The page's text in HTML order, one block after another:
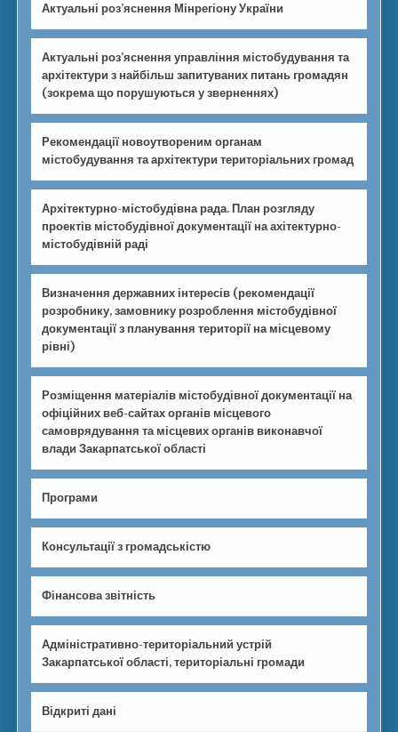
Актуальні роз’яснення Мінрегіону України
Актуальні роз’яснення управління містобудування та
архітектури з найбільш запитуваних питань громадян
(зокрема що порушуються у зверненнях)
Рекомендації новоутвореним органам
містобудування та архітектури територіальних громад
Архітектурно-містобудівна рада. План розгляду
проектів містобудівної документації на ахітектурно-
містобудівній раді
Визначення державних інтересів (рекомендації
розробнику, замовнику розроблення містобудівної
документації з планування території на місцевому
рівні)
Розміщення матеріалів містобудівної документації на
офіційних веб-сайтах органів місцевого
самоврядування та місцевих органів виконавчої
влади Закарпатської області
Програми
Консультації з громадськістю
Фінансова звітність
Адміністративно-територіальний устрій
Закарпатської області, територіальні громади
Відкриті дані